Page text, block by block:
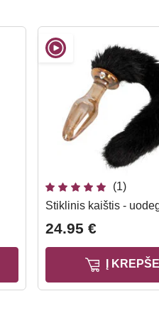
(1)
Stiklinis kaištis -
24.95 €
Į